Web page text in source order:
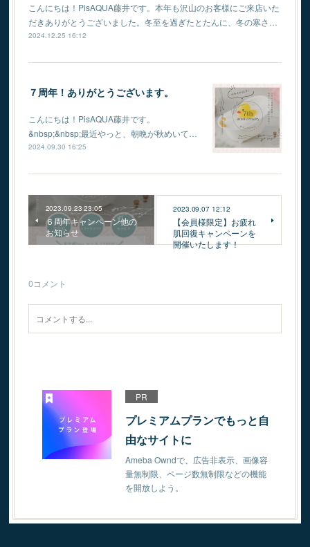
こんにちは！PisAQUA藤井です。本年も沢山のお客様にご来店いた
だきありがとうございました。冬至を過ぎたとたんに、冬の寒さ…
2024.12.25 16:12
７周年！ありがとうございます。
こんにちは！PisAQUA藤井です。
⁡&nbsp;&nbsp;最近やっと、朝晩が秋めいて…
2024.09.30 16:25
2023.09.23 23:05
６周年キャンペーン他の
お知らせ
2023.09.07 12:12
【会員様限定】お疲れ
肌回復キャンペーンを
開催いたします！
0コメント
PR
プレミアムプランでもっと自
由なサイトに
Ameba Owndで、広告非表示、画像容
量無制限、ページ数無制限などの機能
を開放しよう。